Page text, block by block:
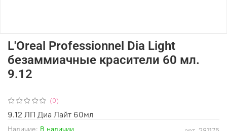
(0)
Наличие: В наличии
L'Oreal Professionnel Dia Light
безаммиачные красители 60 мл.
9.12
9.12 ЛП Диа Лайт 60мл